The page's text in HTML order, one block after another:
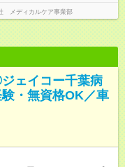
メディカルケア事業部
ェイコー千葉病
・無資格OK／車